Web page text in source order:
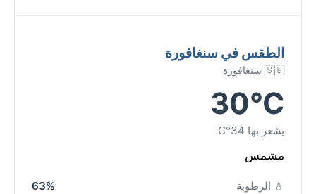
الطقس في سنغافورة
🇸🇬 سنغافورة
30°C
يشعر بها 34°C
مشمس
💧 الرطوبة
63%